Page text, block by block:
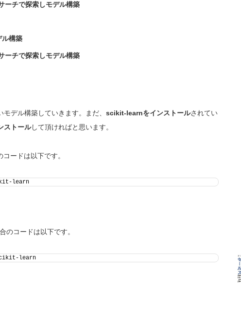
ーチで探索しモデル構築
ル構築
ーチで探索しモデル構築
モデル構築していきます。まだ、 scikit-learnをインストールされてい
ストールして頂ければと思います。
ードは以下です。
learn
のコードは以下です。
learn